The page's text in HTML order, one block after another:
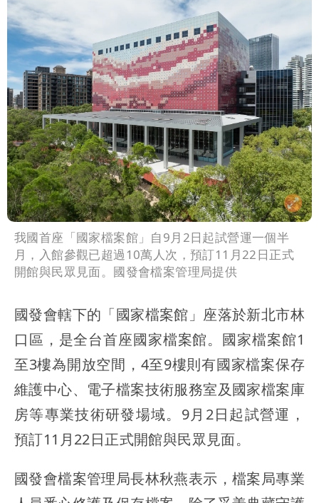
我國首座「國家檔案館」自9月2日起試營運一個半
月，入館參觀已超過10萬人次，預訂11月22日正式
開館與民眾見面。國發會檔案管理局提供
國發會轄下的「國家檔案館」座落於新北市林
口區，是全台首座國家檔案館。國家檔案館1
至3樓為開放空間，4至9樓則有國家檔案保存
維護中心、電子檔案技術服務室及國家檔案庫
房等專業技術研發場域。9月2日起試營運，
預訂11月22日正式開館與民眾見面。
國發會檔案管理局長林秋燕表示，檔案局專業